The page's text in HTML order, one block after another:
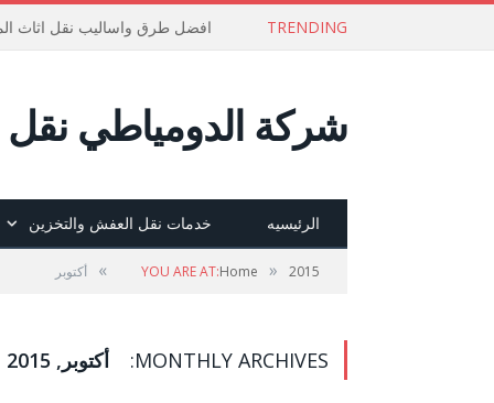
TRENDING افضل طرق واساليب نقل اثاث
شركة الدومياطي
الرئيسيه خدمات نقل العفش والتخزين
YOU ARE AT:Home » 2015
» أكتوبر
MONTHLY ARCHIVES: أكتوبر, 2015